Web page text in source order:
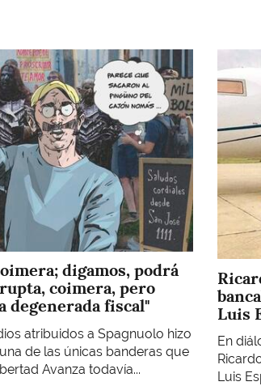
digamos, podrá
coimera, pero
degenerada fiscal"
atribuidos a Spagnuolo hizo
de las únicas banderas que
Avanza todavía...
Luis
En
Luis